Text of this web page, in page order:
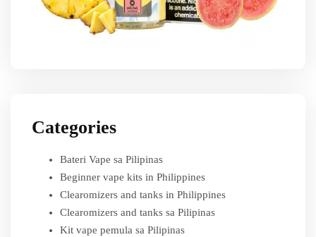
Categories
Bateri Vape sa Pilipinas
Beginner vape kits in Philippines
Clearomizers and tanks in Philippines
Clearomizers and tanks sa Pilipinas
Kit vape pemula sa Pilipinas